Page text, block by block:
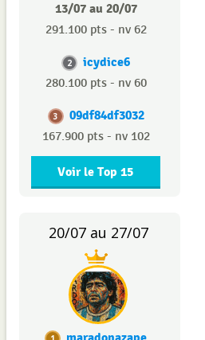
13/07 au 20/07
291.100 pts - nv 62
2 icydice6
280.100 pts - nv 60
3 09df84df3032
167.900 pts - nv 102
Voir le Top 15
20/07 au 27/07